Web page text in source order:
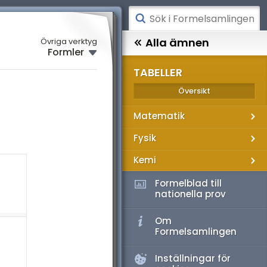
Övriga verktyg
Formler
Alla ämnen
TABELLER
Översikt
Matematik
Fysik
Kemi
Formelblad till
nationella prov
Om
Formelsamlingen
Inställningar för